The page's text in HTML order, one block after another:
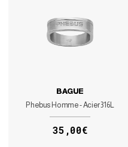
BAGUE
Phebus Homme - Acier 316L
35,00€